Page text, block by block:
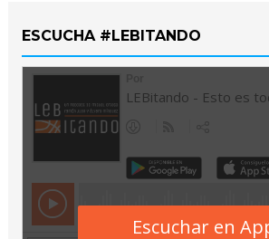
ESCUCHA #LEBITANDO